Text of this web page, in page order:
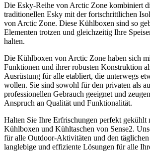
Die Esky-Reihe von Arctic Zone kombiniert
traditionellen Esky mit der fortschrittlichen
von Arctic Zone. Diese Kühlboxen sind so
Elementen trotzen und gleichzeitig Ihre
halten.
Die Kühlboxen von Arctic Zone haben sich
Funktionen und ihrer robusten Konstruktion
Ausrüstung für alle etabliert, die unterwegs
wollen. Sie sind sowohl für den privaten als
professionellen Gebrauch geeignet und
Anspruch an Qualität und Funktionalität.
Halten Sie Ihre Erfrischungen perfekt gekühlt
Kühlboxen und Kühltaschen von Sense2.
für alle Outdoor-Aktivitäten und den
langlebige und effiziente Lösungen für alle